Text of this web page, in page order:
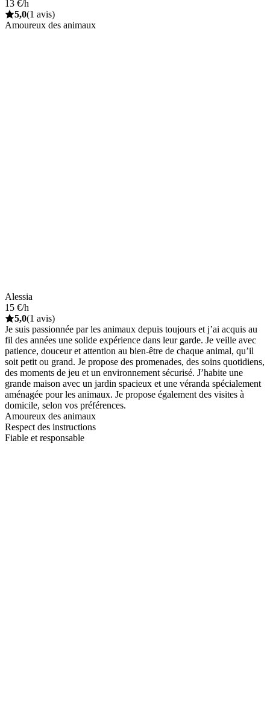
13 €/h
5,0(1 avis)
Amoureux des animaux
Alessia
15 €/h
5,0(1 avis)
Je suis passionnée par les animaux depuis toujours et j’ai acquis au
fil des années une solide expérience dans leur garde. Je veille avec
patience, douceur et attention au bien-être de chaque animal, qu’il
soit petit ou grand. Je propose des promenades, des soins quotidiens,
des moments de jeu et un environnement sécurisé. J’habite une
grande maison avec un jardin spacieux et une véranda spécialement
aménagée pour les animaux. Je propose également des visites à
domicile, selon vos préférences.
Amoureux des animaux
Respect des instructions
Fiable et responsable